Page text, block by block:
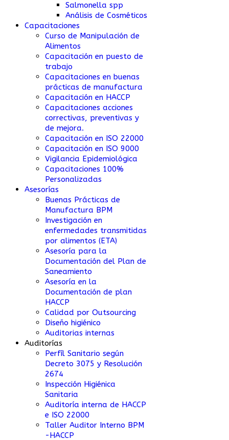
Salmonella spp
Análisis de Cosméticos
Capacitaciones
Curso de Manipulación de
Alimentos
Capacitación en puesto de
trabajo
Capacitaciones en buenas
prácticas de manufactura
Capacitación en HACCP
Capacitaciones acciones
correctivas, preventivas y
de mejora.
Capacitación en ISO 22000
Capacitación en ISO 9000
Vigilancia Epidemiológica
Capacitaciones 100%
Personalizadas
Asesorías
Buenas Prácticas de
Manufactura BPM
Investigación en
enfermedades transmitidas
por alimentos (ETA)
Asesoría para la
Documentación del Plan de
Saneamiento
Asesoría en la
Documentación de plan
HACCP
Calidad por Outsourcing
Diseño higiénico
Auditorias internas
Auditorías
Perfíl Sanitario según
Decreto 3075 y Resolución
2674
Inspección Higiénica
Sanitaria
Auditoría interna de HACCP
e ISO 22000
Taller Auditor Interno BPM
-HACCP